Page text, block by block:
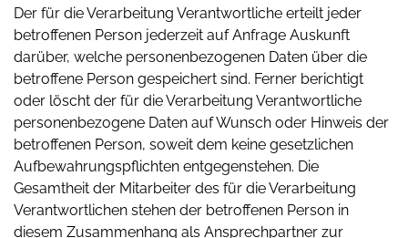
Der für die Verarbeitung Verantwortliche erteilt jeder
betroffenen Person jederzeit auf Anfrage Auskunft
darüber, welche personenbezogenen Daten über die
betroffene Person gespeichert sind. Ferner berichtigt
oder löscht der für die Verarbeitung Verantwortliche
personenbezogene Daten auf Wunsch oder Hinweis der
betroffenen Person, soweit dem keine gesetzlichen
Aufbewahrungspflichten entgegenstehen. Die
Gesamtheit der Mitarbeiter des für die Verarbeitung
Verantwortlichen stehen der betroffenen Person in
diesem Zusammenhang als Ansprechpartner zur